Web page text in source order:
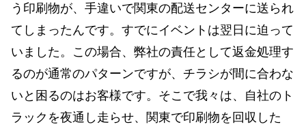
う印刷物が、手違いで関東の配送センターに送られ
てしまったんです。すでにイベントは翌日に迫って
いました。この場合、弊社の責任として返金処理す
るのが通常のパターンですが、チラシが間に合わな
いと困るのはお客様です。そこで我々は、自社のト
ラックを夜通し走らせ、関東で印刷物を回収した